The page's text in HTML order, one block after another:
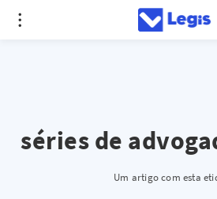
séries de
Um artigo com esta